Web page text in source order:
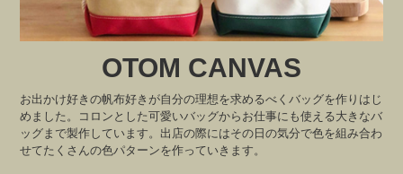
OTOM CANVAS
お出かけ好きの帆布好きが自分の理想を求めるべくバッグを作りはじ
めました。コロンとした可愛いバッグからお仕事にも使える大きなバ
ッグまで製作しています。出店の際にはその日の気分で色を組み合わ
せてたくさんの色パターンを作っていきます。